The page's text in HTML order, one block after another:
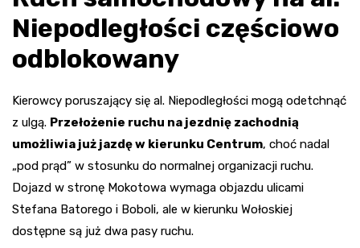
Niepodległości częściowo
odblokowany
Kierowcy poruszający się al. Niepodległości mogą odetchnąć
z ulgą. Przełożenie ruchu na jezdnię zachodnią
umożliwia już jazdę w kierunku Centrum, choć nadal
„pod prąd” w stosunku do normalnej organizacji ruchu.
Dojazd w stronę Mokotowa wymaga objazdu ulicami
Stefana Batorego i Boboli, ale w kierunku Wołoskiej
dostępne są już dwa pasy ruchu.